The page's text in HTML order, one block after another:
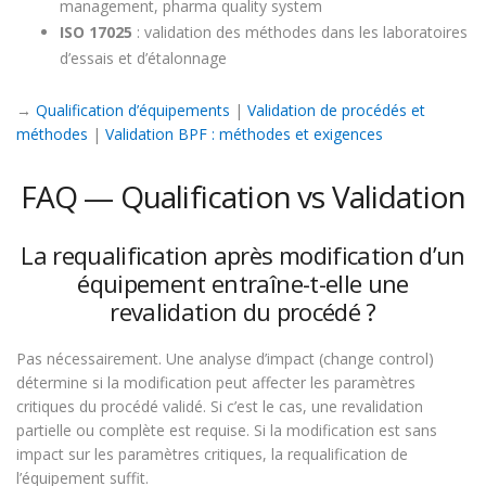
management, pharma quality system
ISO 17025 : validation des méthodes dans les laboratoires
d’essais et d’étalonnage
→ Qualification d’équipements | Validation de procédés et
méthodes | Validation BPF : méthodes et exigences
FAQ — Qualification vs Validation
La requalification après modification d’un
équipement entraîne-t-elle une
revalidation du procédé ?
Pas nécessairement. Une analyse d’impact (change control)
détermine si la modification peut affecter les paramètres
critiques du procédé validé. Si c’est le cas, une revalidation
partielle ou complète est requise. Si la modification est sans
impact sur les paramètres critiques, la requalification de
l’équipement suffit.